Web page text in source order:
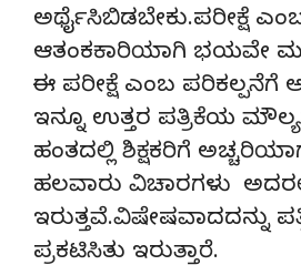
ಅರ್ಥೈಸಿಬಿಡಬೇಕು.ಪರೀಕ್ಷೆ
ಆತಂಕಕಾರಿಯಾಗಿ ಭಯವೇ
ಈ ಪರೀಕ್ಷೆ ಎಂಬ
ಇನ್ನೂ ಉತ್ತರ ಪತ್ರಿಕೆಯ
ಹಂತದಲ್ಲಿ ಶಿಕ್ಷಕರಿಗೆ
ಹಲವಾರು ವಿಚಾರಗಳು
ಇರುತ್ತವೆ.ವಿಷೇಷವಾದದನ್ನು
ಪ್ರಕಟಿಸಿತು ಇರುತ್ತಾರೆ.